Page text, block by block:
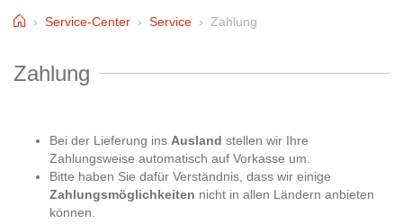
HomeService-Center Service Zahlung
Zahlung
Bei der Lieferung ins Ausland stellen wir Ihre
Zahlungsweise automatisch auf Vorkasse um.
Bitte haben Sie dafür Verständnis, dass wir einige
Zahlungsmöglichkeiten nicht in allen Ländern anbieten
können.